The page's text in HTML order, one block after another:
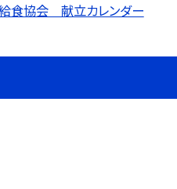
食協会 献立カレンダー